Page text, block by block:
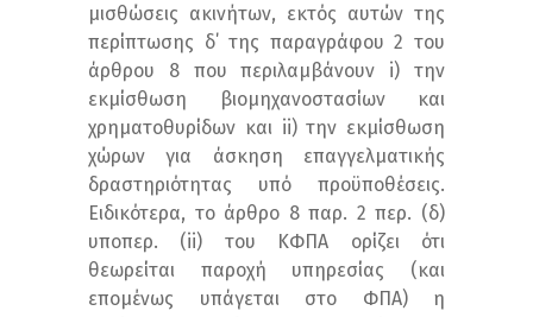
μισθώσεις ακινήτων, εκτός αυτών της
περίπτωσης δ΄ της παραγράφου 2 του
άρθρου 8 που περιλαμβάνουν i) την
εκμίσθωση βιομηχανοστασίων και
χρηματοθυρίδων και ii) την εκμίσθωση
χώρων για άσκηση επαγγελματικής
δραστηριότητας υπό προϋποθέσεις.
Ειδικότερα, το άρθρο 8 παρ. 2 περ. (δ)
υποπερ. (ii) του ΚΦΠΑ ορίζει ότι
θεωρείται παροχή υπηρεσίας (και
επομένως υπάγεται στο ΦΠΑ) η